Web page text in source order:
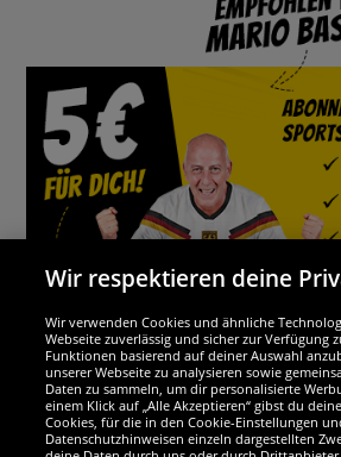
Wir sind
Wir respektieren deine
Wir verwenden Cookies und ähnliche
Webseite zuverlässig und sicher zur Verfügung
Funktionen basierend auf deiner Auswahl
unserer Webseite zu analysieren sowie
Daten zu sammeln, um dir personalisierte
einem Klick auf „Alle Akzeptieren“ gibst du
Cookies, für die in den Cookie-Einstellungen
Datenschutzhinweisen einzeln dargestellten